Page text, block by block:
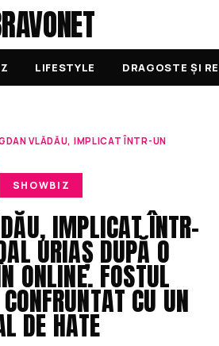
LIFESTYLE DRAGOSTE ȘI
VLĂDĂU, IMPLICAT ÎNTR-UN
SHOWBIZ
IMPLICAT ÎNTR-
URIAȘ DUPĂ O
ONLINE. FOSTUL
CU UN
DE HATE